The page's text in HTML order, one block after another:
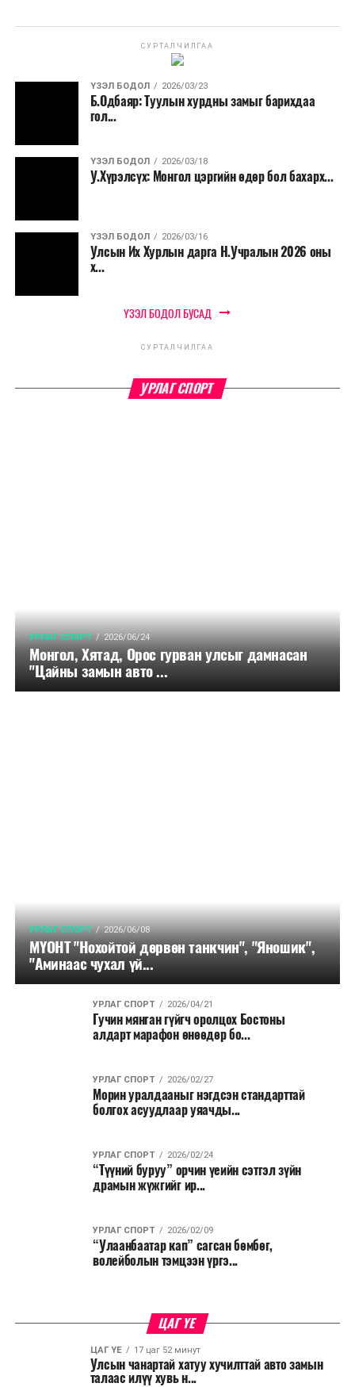
СУРТАЛЧИЛГАА
ҮЗЭЛ БОДОЛ 2026/03/23
Б.Одбаяр: Туулын хурдны замыг барихдаа
гол...
ҮЗЭЛ БОДОЛ 2026/03/18
У.Хүрэлсүх: Монгол цэргийн өдөр бол бахарх...
ҮЗЭЛ БОДОЛ 2026/03/16
Улсын Их Хурлын дарга Н.Учралын 2026 оны
х...
ҮЗЭЛ БОДОЛ БУСАД
СУРТАЛЧИЛГАА
УРЛАГ СПОРТ
УРЛАГ СПОРТ 2026/06/24
Монгол, Хятад, Орос гурван улсыг дамнасан
"Цайны замын авто ...
УРЛАГ СПОРТ 2026/06/08
МҮОНТ "Нохойтой дөрвөн танкчин", "Яношик",
"Аминаас чухал үй...
УРЛАГ СПОРТ 2026/04/21
Гучин мянган гүйгч оролцох Бостоны
алдарт марафон өнөөдөр бо...
УРЛАГ СПОРТ 2026/02/27
Морин уралдааныг нэгдсэн стандарттай
болгох асуудлаар уяачды...
УРЛАГ СПОРТ 2026/02/24
“Түүний буруу” орчин үеийн сэтгэл зүйн
драмын жүжгийг ир...
УРЛАГ СПОРТ 2026/02/09
“Улаанбаатар кап” сагсан бөмбөг,
волейболын тэмцээн үргэ...
ЦАГ ҮЕ
ЦАГ ҮЕ 17 цаг 52 минут
Улсын чанартай хатуу хучилттай авто замын
талаас илүү хувь н...